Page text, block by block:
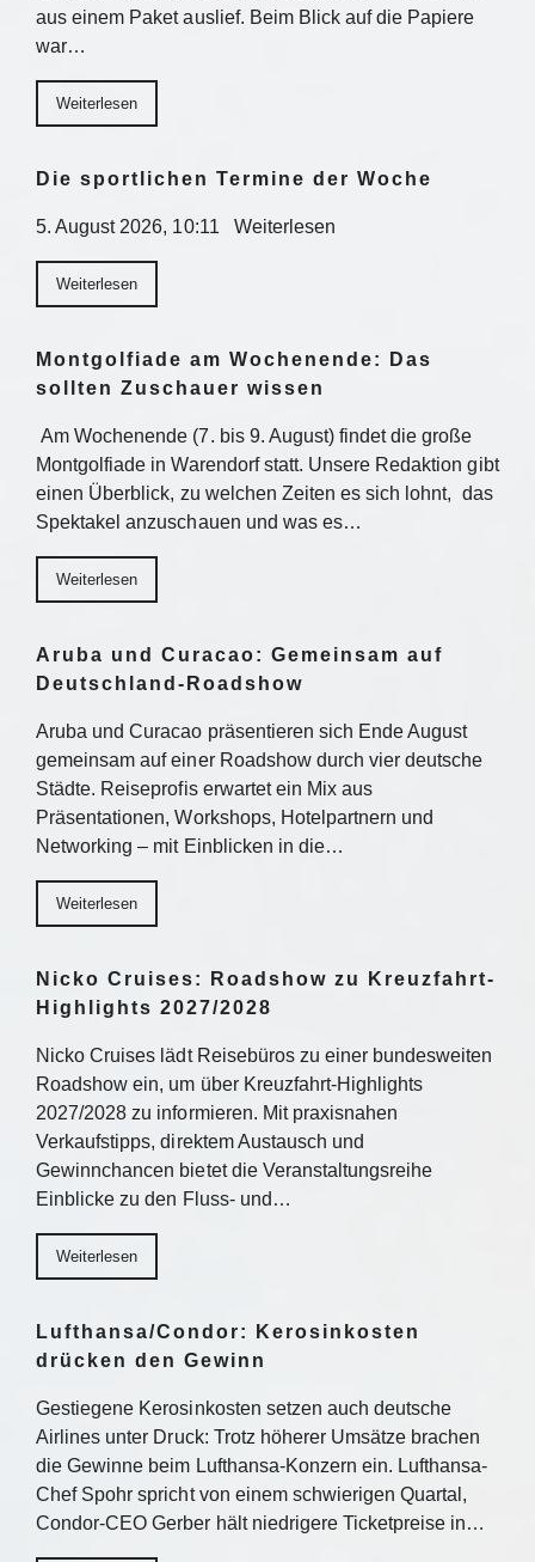
aus einem Paket auslief. Beim Blick auf die Papiere
war…
Weiterlesen
Die sportlichen Termine der Woche
5. August 2026, 10:11 Weiterlesen
Weiterlesen
Montgolfiade am Wochenende: Das
sollten Zuschauer wissen
Am Wochenende (7. bis 9. August) findet die große
Montgolfiade in Warendorf statt. Unsere Redaktion gibt
einen Überblick, zu welchen Zeiten es sich lohnt, das
Spektakel anzuschauen und was es…
Weiterlesen
Aruba und Curacao: Gemeinsam auf
Deutschland-Roadshow
Aruba und Curacao präsentieren sich Ende August
gemeinsam auf einer Roadshow durch vier deutsche
Städte. Reiseprofis erwartet ein Mix aus
Präsentationen, Workshops, Hotelpartnern und
Networking – mit Einblicken in die…
Weiterlesen
Nicko Cruises: Roadshow zu Kreuzfahrt-
Highlights 2027/2028
Nicko Cruises lädt Reisebüros zu einer bundesweiten
Roadshow ein, um über Kreuzfahrt-Highlights
2027/2028 zu informieren. Mit praxisnahen
Verkaufstipps, direktem Austausch und
Gewinnchancen bietet die Veranstaltungsreihe
Einblicke zu den Fluss- und…
Weiterlesen
Lufthansa/Condor: Kerosinkosten
drücken den Gewinn
Gestiegene Kerosinkosten setzen auch deutsche
Airlines unter Druck: Trotz höherer Umsätze brachen
die Gewinne beim Lufthansa-Konzern ein. Lufthansa-
Chef Spohr spricht von einem schwierigen Quartal,
Condor-CEO Gerber hält niedrigere Ticketpreise in…